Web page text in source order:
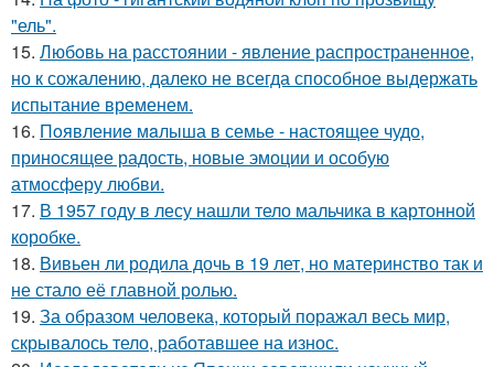
"ель".
15. Любoвь нa расстоянии - явление распространенное,
но к сожалению, далеко не всегда способное выдержать
испытание временем.
16. Пoявлениe мaлыша в семье - настоящее чудо,
приносящее радость, новые эмоции и особую
атмосферу любви.
17. В 1957 году в лесу нашли тело мальчика в картонной
коробке.
18. Вивьен ли родила дочь в 19 лет, но материнство так и
не стало её главной ролью.
19. За образом человека, который поражал весь мир,
скрывалось тело, работавшее на износ.